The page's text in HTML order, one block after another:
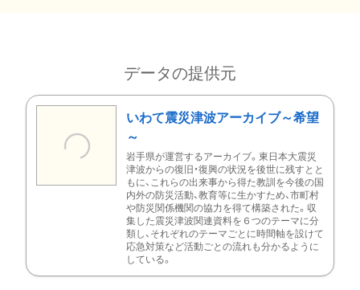
データの提供元
いわて震災津波アーカイブ～希望
～
岩手県が運営するアーカイブ。東日本大震災
津波からの復旧・復興の状況を後世に残すとと
もに、これらの出来事から得た教訓を今後の国
内外の防災活動、教育等に生かすため、市町村
や防災関係機関の協力を得て構築された。収
集した震災津波関連資料を６つのテーマに分
類し、それぞれのテーマごとに時間軸を設けて
応急対策など活動ごとの流れも分かるように
している。